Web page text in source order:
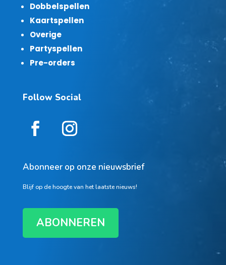
Dobbelspellen
Kaartspellen
Overige
Partyspellen
Pre-orders
Follow Social
Abonneer op onze nieuwsbrief
Blijf op de hoogte van het laatste nieuws!
ABONNEREN